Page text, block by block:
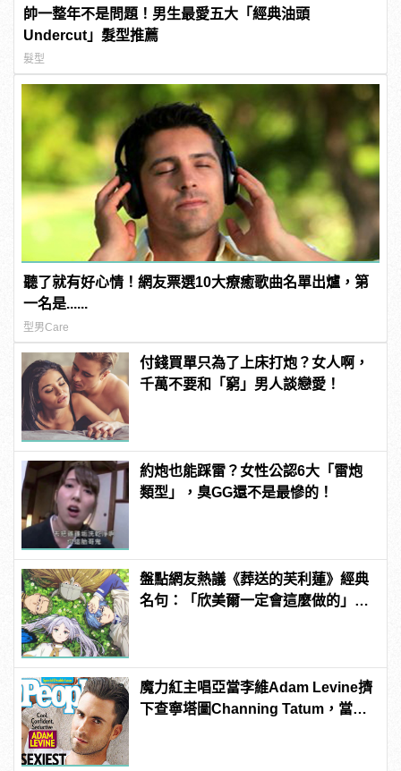
帥一整年不是問題！男生最愛五大「經典油頭
Undercut」髮型推薦
髮型
聽了就有好心情！網友票選10大療癒歌曲名單出爐，第
一名是......
型男Care
付錢買單只為了上床打炮？女人啊，
千萬不要和「窮」男人談戀愛！
約炮也能踩雷？女性公認6大「雷炮
類型」，臭GG還不是最慘的！
盤點網友熱議《葬送的芙利蓮》經典
名句：「欣美爾一定會這麼做的」超
魔力紅主唱亞當李維Adam Levine擠
下查寧塔圖Channing Tatum，當選